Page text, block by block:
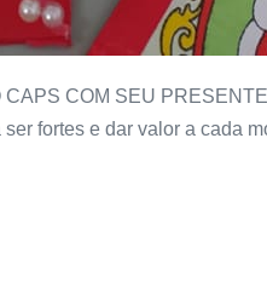
COM SEU
fortes e dar valor a cada